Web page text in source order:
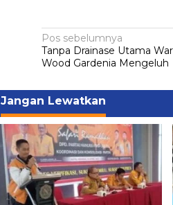
Navigasi
pos
Pos sebelumnya
Tanpa Drainase Utama
Wood Gardenia Mengeluh
Jangan Lewatkan